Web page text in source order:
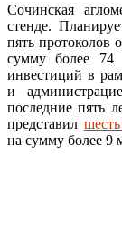
Сочинская
стенде.
пять протоколов
сумму более 74
инвестиций в
и
последние пять
представил
на сумму более 9